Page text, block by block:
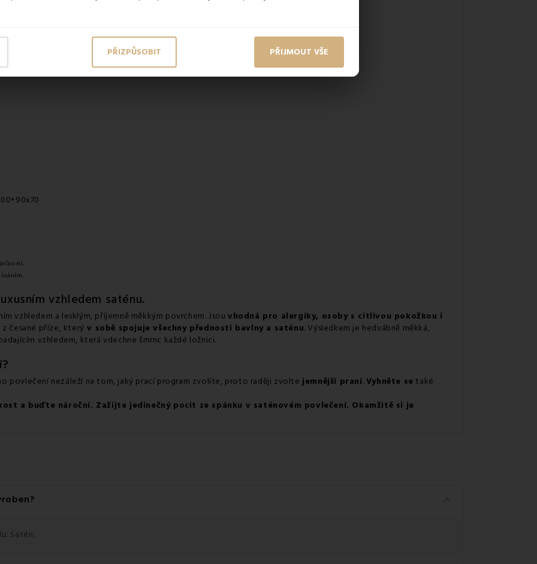
PŘIZPŮSOBIT PŘIJMOUT VŠE
vzhledem saténu.
vzhledem a lesklým, příjemně měkkým povrchem. Jsouvhodná pro alergiky, osoby s citlivou pokožkou i
česané příze, který v sobě spojuje všechny přednosti bavlny a saténu. Výsledkem je hedvábně měkká,
vzhledem, která vdechne šmrnc každé ložnici.
povlečení nezáleží na tom, jaký prací program zvolíte, proto raději zvoltejemnější praní. Vyhněte se také
a buďte nároční. Zažijte jedinečný pocit ze spánku v saténovém povlečení. Okamžitě si je
keyboard_arrow_down
Satén.